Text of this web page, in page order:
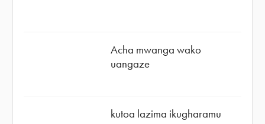
Acha mwanga wako
uangaze
kutoa lazima ikugharamu